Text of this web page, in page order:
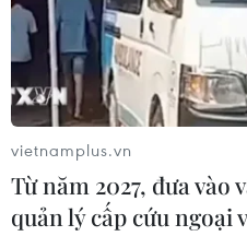
vietnamplus.vn
Từ năm 2027, đưa vào
quản lý cấp cứu ngoại